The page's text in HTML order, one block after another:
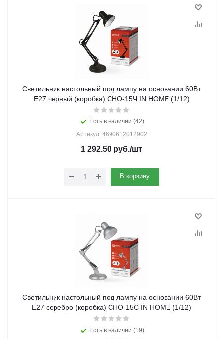
Светильник настольный под лампу на основании 60Вт
E27 черный (коробка) СНО-15Ч IN HOME (1/12)
Есть в наличии (42)
Артикул: 4690612012902
1 292.50 руб./шт
В корзину
Светильник настольный под лампу на основании 60Вт
E27 серебро (коробка) СНО-15С IN HOME (1/12)
Есть в наличии (19)